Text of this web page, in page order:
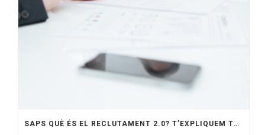
SAPS QUÈ ÉS EL RECLUTAMENT 2.0? T’EXPLIQUEM TOT EL QUE HAS DE SABER